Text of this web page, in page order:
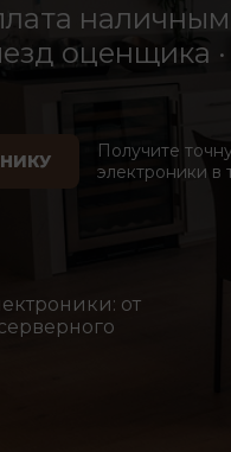
оценщика
Получите
электроники в
от